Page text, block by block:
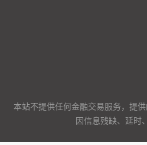
本站不提供任何金融交易服务，提
因信息残缺、延时